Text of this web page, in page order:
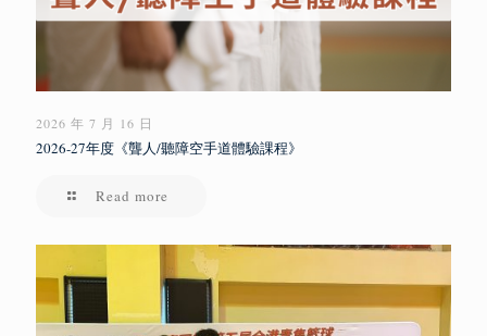
2026 年 7 月 16 日
2026-27年度《聾人/聽障空手道體驗課程》
Read more